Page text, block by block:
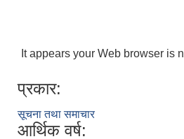
It appears your Web browser is
प्रकार:
सूचना तथा समाचार
आर्थिक वर्ष: